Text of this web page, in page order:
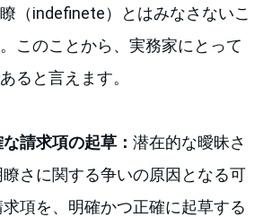
（indefinete）とはみなさないこ
このことから、実務家にとって
ると言えます。
請求項の起草：潜在的な曖昧さ
さに関する争いの原因となる可
項を、明確かつ正確に起草する